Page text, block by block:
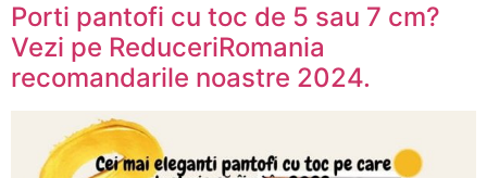
Porti pantofi cu toc de 5 sau 7 cm?
Vezi pe ReduceriRomania
recomandarile noastre 2024.